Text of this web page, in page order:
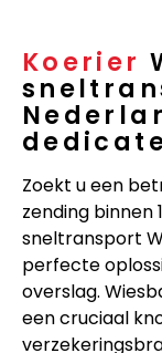
Koerier
Zoekt u een
zending binnen
sneltransport
perfecte
overslag.
een cruciaal